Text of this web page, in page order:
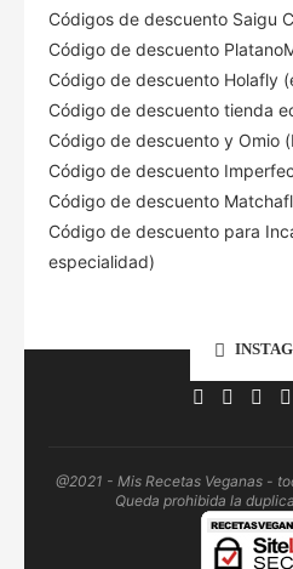
Códigos de descuento Saigu
Código de descuento
Código de descuento Holafly
Código de descuento tienda
Código de descuento y Omio
Código de descuento
Código de descuento
Código de descuento para
especialidad)
@2021 - Mis Recetas Veganas -
Queda prohibida la